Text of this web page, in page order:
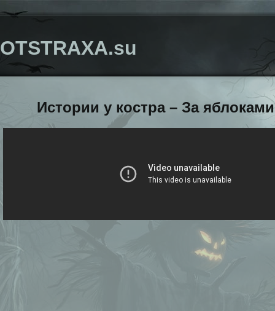
OTSTRAXA.su
Истории у костра – За яблоками